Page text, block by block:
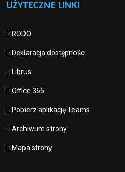
UŻYTECZNE LINKI
RODO
Deklaracja dostępności
Librus
Office 365
Pobierz aplikację Teams
Archiwum strony
Mapa strony